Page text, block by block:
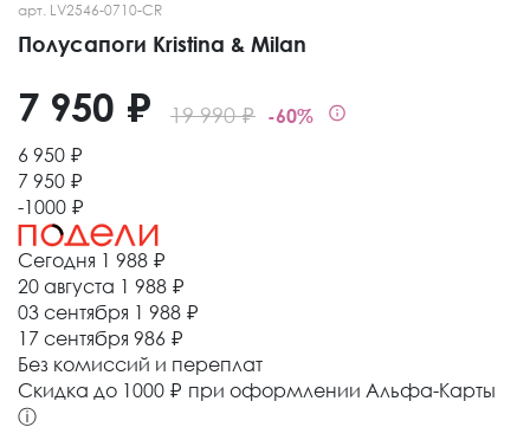
арт. LV2546-0710-CR
Полусапоги Kristina & Milan
19 990 ₽ -60%
7 950 ₽
6 950 ₽
7 950 ₽
-1000 ₽
Сегодня 1 988 ₽
20 августа 1 988 ₽
03 сентября 1 988 ₽
17 сентября 986 ₽
Без комиссий и переплат
Cкидка до 1000 ₽ при оформлении Альфа-Карты
ⓘ